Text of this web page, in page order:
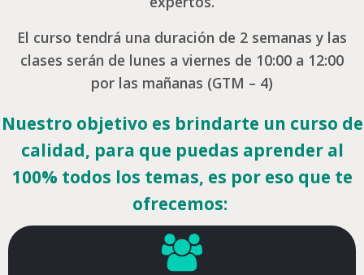
El curso tendrá una duración de 2 semanas y las
clases serán de lunes a viernes de 10:00 a 12:00
por las mañanas (GTM – 4)
Nuestro objetivo es brindarte un curso de
calidad, para que puedas aprender al
100% todos los temas, es por eso que te
ofrecemos: